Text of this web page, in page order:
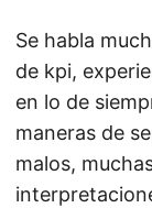
Se habla
de kpi,
en lo de
maneras de
malos,